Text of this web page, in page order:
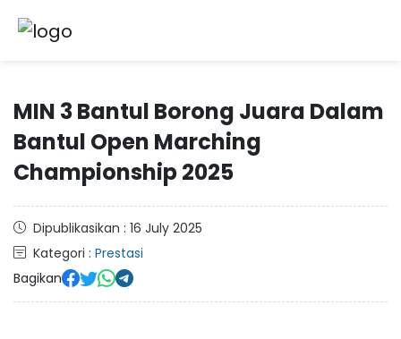
MIN 3 Bantul Borong Juara Dalam
Bantul Open Marching
Championship 2025
Dipublikasikan : 16 July 2025
Kategori : Prestasi
Bagikan